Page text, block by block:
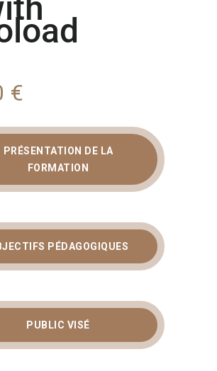
€
PRÉSENTATION DE LA
FORMATION
PÉDAGOGIQUES
PUBLIC VISÉ